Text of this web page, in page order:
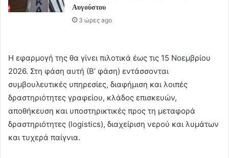
Αυγούστου
3 ώρες ago
Η εφαρμογή της θα γίνει πιλοτικά έως τις 15 Νοεμβρίου
2026. Στη φάση αυτή (Β’ φάση) εντάσσονται
συμβουλευτικές υπηρεσίες, διαφήμιση και λοιπές
δραστηριότητες γραφείου, κλάδος επισκευών,
αποθήκευση και υποστηρικτικές προς τη μεταφορά
δραστηριότητες (logistics), διαχείριση νερού και λυμάτων
και τυχερά παίγνια.